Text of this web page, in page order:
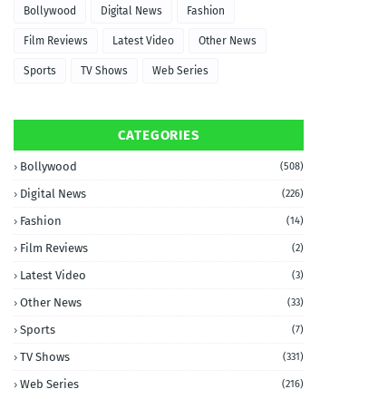
Bollywood Digital News Fashion
Film Reviews Latest Video Other News
Sports TV Shows Web Series
CATEGORIES
Bollywood (508)
Digital News (226)
Fashion (14)
Film Reviews (2)
Latest Video (3)
Other News (33)
Sports (7)
TV Shows (331)
Web Series (216)